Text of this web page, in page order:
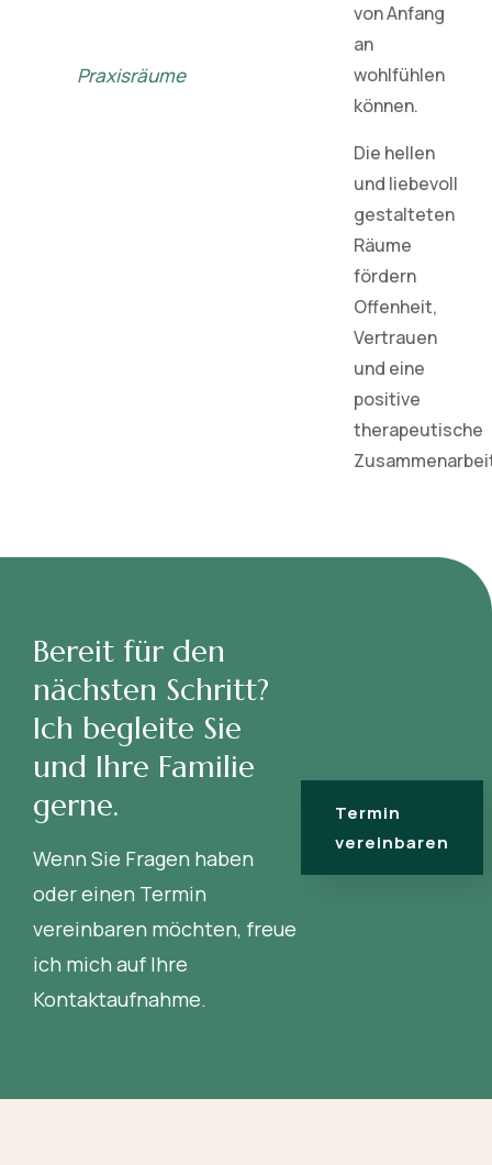
Praxisräume
von Anfang
an
wohlfühlen
können.
Die hellen
und liebevoll
gestalteten
Räume
fördern
Offenheit,
Vertrauen
und eine
positive
therapeutische
Bereit für den
nächsten Schritt?
Ich begleite Sie
und Ihre Familie
gerne.
Wenn Sie Fragen haben
oder einen Termin
vereinbaren möchten, freue
ich mich auf Ihre
Kontaktaufnahme.
Termin
vereinbaren